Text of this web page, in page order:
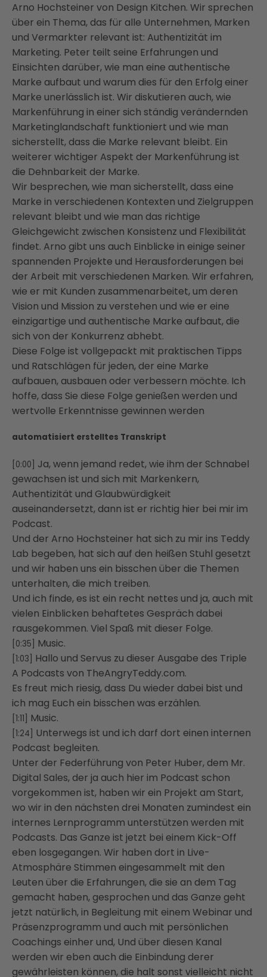
Arno Hochsteiner von Design Kitchen. Wir sprechen
über ein Thema, das für alle Unternehmen, Marken
und Vermarkter relevant ist: Authentizität im
Marketing. Peter teilt seine Erfahrungen und
Einsichten darüber, wie man eine authentische
Marke aufbaut und warum dies für den Erfolg einer
Marke unerlässlich ist. Wir diskutieren auch, wie
Markenführung in einer sich ständig verändernden
Marketinglandschaft funktioniert und wie man
sicherstellt, dass die Marke relevant bleibt. Ein
weiterer wichtiger Aspekt der Markenführung ist
die Dehnbarkeit der Marke.
Wir besprechen, wie man sicherstellt, dass eine
Marke in verschiedenen Kontexten und Zielgruppen
relevant bleibt und wie man das richtige
Gleichgewicht zwischen Konsistenz und Flexibilität
findet. Arno gibt uns auch Einblicke in einige seiner
spannenden Projekte und Herausforderungen bei
der Arbeit mit verschiedenen Marken. Wir erfahren,
wie er mit Kunden zusammenarbeitet, um deren
Vision und Mission zu verstehen und wie er eine
einzigartige und authentische Marke aufbaut, die
sich von der Konkurrenz abhebt.
Diese Folge ist vollgepackt mit praktischen Tipps
und Ratschlägen für jeden, der eine Marke
aufbauen, ausbauen oder verbessern möchte. Ich
hoffe, dass Sie diese Folge genießen werden und
wertvolle Erkenntnisse gewinnen werden
automatisiert erstelltes Transkript
[0:00]
Ja, wenn jemand redet, wie ihm der Schnabel
gewachsen ist und sich mit Markenkern,
Authentizität und Glaubwürdigkeit
auseinandersetzt, dann ist er richtig hier bei mir im
Podcast.
Und der Arno Hochsteiner hat sich zu mir ins Teddy
Lab begeben, hat sich auf den heißen Stuhl gesetzt
und wir haben uns ein bisschen über die Themen
unterhalten, die mich treiben.
Und ich finde, es ist ein recht nettes und ja, auch mit
vielen Einblicken behaftetes Gespräch dabei
rausgekommen. Viel Spaß mit dieser Folge.
[0:35] Music.
[1:03]
Hallo und Servus zu dieser Ausgabe des Triple
A Podcasts von TheAngryTeddy.com.
Es freut mich riesig, dass Du wieder dabei bist und
ich mag Euch ein bisschen was erzählen.
[1:11] Music.
[1:24]
Unterwegs ist und ich darf dort einen internen
Podcast begleiten.
Unter der Federführung von Peter Huber, dem Mr.
Digital Sales, der ja auch hier im Podcast schon
vorgekommen ist, haben wir ein Projekt am Start,
wo wir in den nächsten drei Monaten zumindest ein
internes Lernprogramm unterstützen werden mit
Podcasts. Das Ganze ist jetzt bei einem Kick-Off
eben losgegangen. Wir haben dort in Live-
Atmosphäre Stimmen eingesammelt mit den
Leuten über die Erfahrungen, die sie an dem Tag
gemacht haben, gesprochen und das Ganze geht
jetzt natürlich,in Begleitung mit einem Webinar und
Präsenzprogramm und auch mit persönlichen
Coachings einher und, Und über diesen Kanal
werden wir eben auch die Einbindung derer
gewährleisten können, die halt sonst vielleicht nicht